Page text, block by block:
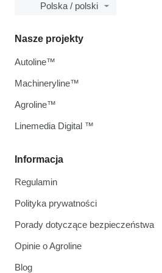
Polska / polski
Informacja
Regulamin
Polityka prywatności
Porady dotyczące bezpieczeństwa
Opinie o Agroline
Blog
Nasze projekty
Autoline™
Machineryline™
Agroline™
Linemedia Digital ™